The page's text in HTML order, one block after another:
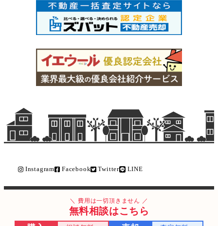
Instagram Facebook Twitter LINE
Copyright © ライク不動産販売 All Rights Reserved.
費用は一切頂きません
無料相談はこちら